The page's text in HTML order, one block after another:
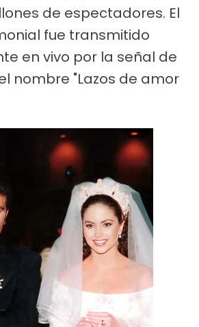
de espectadores. El
fue transmitido
en vivo por la señal de
nombre "Lazos de amor